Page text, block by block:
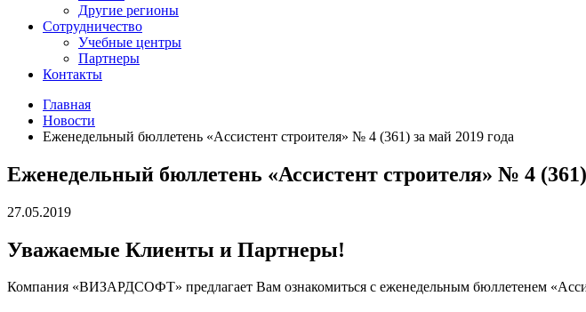
Другие регионы
Сотрудничество
Учебные центры
Партнеры
Контакты
Главная
Новости
Еженедельный бюллетень «Ассистент строителя» № 4 (361) за май 2019 года
Еженедельный бюллетень «Ассистент строителя» № 4 (361)
27.05.2019
Уважаемые Клиенты и Партнеры!
Компания «ВИЗАРДСОФТ» предлагает Вам ознакомиться с еженедельным бюллетенем